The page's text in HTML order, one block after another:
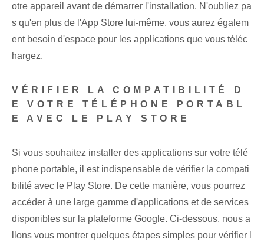
otre appareil avant de démarrer l'installation. N'oubliez pa
s qu'en plus de l'App Store lui-même, vous aurez égalem
ent besoin d'espace pour les applications que vous téléc
hargez.
VÉRIFIER LA COMPATIBILITÉ D
E VOTRE TÉLÉPHONE PORTABL
E AVEC LE PLAY STORE
Si vous souhaitez installer des applications sur votre télé
phone portable, il est indispensable de vérifier la compati
bilité avec le Play Store. De cette manière, vous pourrez
accéder à une large gamme d'applications et de services
disponibles sur la plateforme Google. Ci-dessous, nous a
llons vous montrer quelques étapes simples pour vérifier l